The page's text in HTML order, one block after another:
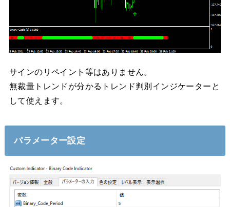
サインのリペイント等はありません。
無裁量トレンドが分かるトレンド判別インジケーターと
して使えます。
パラメーター設定